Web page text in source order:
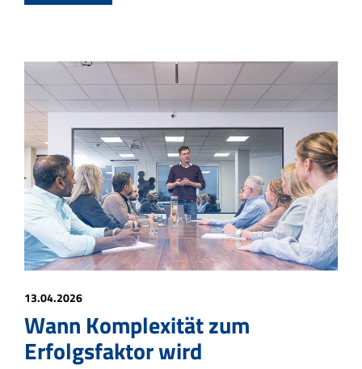
13.04.2026
Wann Komplexität zum
Erfolgsfaktor wird